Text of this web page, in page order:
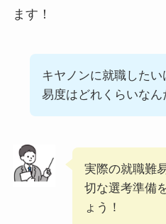
ます！
キヤノンに就職した
易度はどれくらいなん
実際の就職難
切な選考準備
ょう！